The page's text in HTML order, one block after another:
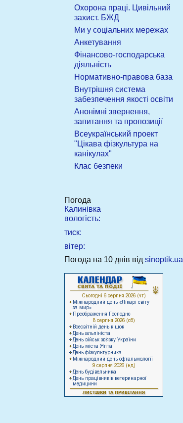
Охорона праці. Цивільний
захист. БЖД
Ми у соціальних мережах
Анкетування
Фінансово-господарська
діяльність
Нормативно-правова база
Внутрішня система
забезпечення якості освіти
Анонімні звернення,
запитання та пропозиції
Всеукраїнський проект
"Цікава фізкультура на
канікулах"
Клас безпеки
Погода
Калинівка
вологість:
тиск:
вітер:
Погода на 10 днів від sinoptik.ua